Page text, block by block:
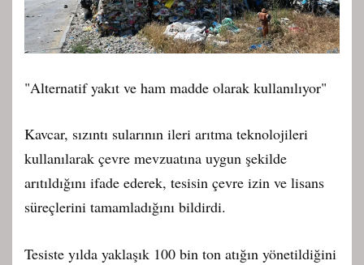
"Alternatif yakıt ve ham madde olarak kullanılıyor"
Kavcar, sızıntı sularının ileri arıtma teknolojileri
kullanılarak çevre mevzuatına uygun şekilde
arıtıldığını ifade ederek, tesisin çevre izin ve lisans
süreçlerini tamamladığını bildirdi.
Tesiste yılda yaklaşık 100 bin ton atığın yönetildiğini